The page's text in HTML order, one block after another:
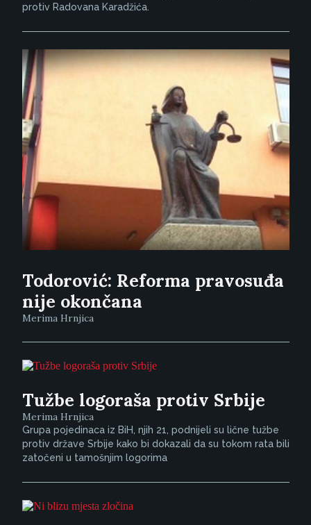
protiv Radovana Karadžića.
Todorović: Reforma pravosuđa
nije okončana
Merima Hrnjica
Tužbe logoraša protiv Srbije
Merima Hrnjica
Grupa pojedinaca iz BiH, njih 21, podnijeli su lične tužbe
protiv države Srbije kako bi dokazali da su tokom rata bili
zatočeni u tamošnjim logorima